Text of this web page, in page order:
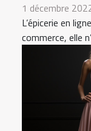
1 décembre
L’épicerie en
commerce, elle